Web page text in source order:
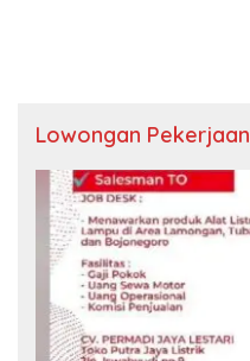
Lowongan Pekerjaan